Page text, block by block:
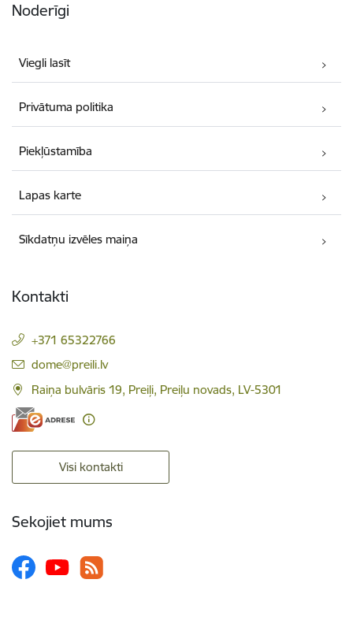
Noderīgi
Viegli lasīt
Privātuma politika
Piekļūstamība
Lapas karte
Sīkdatņu izvēles maiņa
Kontakti
+371 65322766
E-pasts:
dome@preili.lv
Raiņa bulvāris 19, Preiļi, Preiļu novads, LV-5301
Visi kontakti
Sekojiet mums